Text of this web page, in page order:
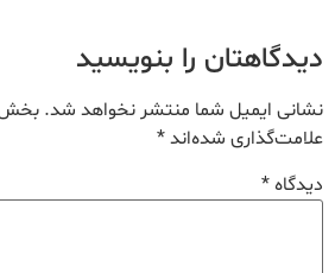
دیدگاهتان را بنویسید
نشانی ایمیل شما منتشر نخواهد شد.
علامت‌گذاری شده‌اند*
دیدگاه*